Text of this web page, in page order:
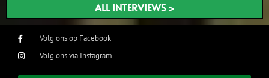
ALL INTERVIEWS >
Volg ons op Facebook
Volg ons via Instagram